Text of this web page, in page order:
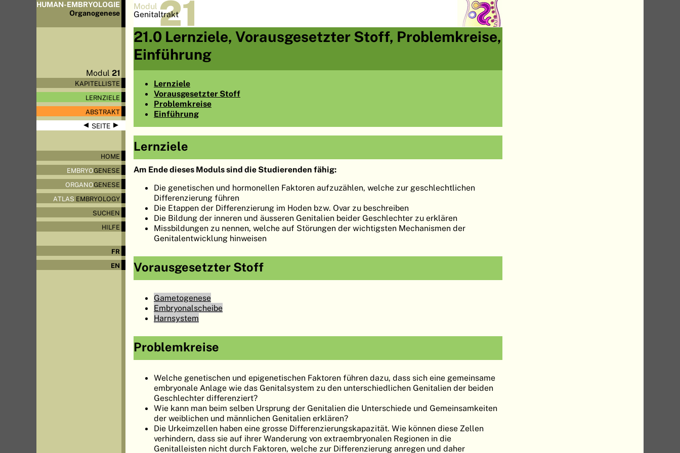
HUMAN-EMBRYOLOGIE
Organogenese
Modul21
KAPITELLISTE
LERNZIELE
ABSTRAKT
◀ SEITE▶
HOME
EMBRYOGENESE
ORGANOGENESE
ATLAS EMBRYOLOGY
SUCHEN
HILFE
FR
EN
Modul 21
Genitaltrakt
21.0 Lernziele, Vorausgesetzter Stoff, Problemkreise,
Einführung
Lernziele
Vorausgesetzter Stoff
Problemkreise
Einführung
Lernziele
Am Ende dieses Moduls sind die Studierenden fähig:
Die genetischen und hormonellen Faktoren aufzuzählen, welche zur geschlechtlichen
Differenzierung führen
Die Etappen der Differenzierung im Hoden bzw. Ovar zu beschreiben
Die Bildung der inneren und äusseren Genitalien beider Geschlechter zu erklären
Missbildungen zu nennen, welche auf Störungen der wichtigsten Mechanismen der
Genitalentwicklung hinweisen
Vorausgesetzter Stoff
Gametogenese
Embryonalscheibe
Harnsystem
Problemkreise
Welche genetischen und epigenetischen Faktoren führen dazu, dass sich eine gemeinsame
embryonale Anlage wie das Genitalsystem zu den unterschiedlichen Genitalien der beiden
Geschlechter differenziert?
Wie kann man beim selben Ursprung der Genitalien die Unterschiede und Gemeinsamkeiten
der weiblichen und männlichen Genitalien erklären?
Die Urkeimzellen haben eine grosse Differenzierungskapazität. Wie können diese Zellen
verhindern, dass sie auf ihrer Wanderung von extraembryonalen Regionen in die
Genitalleisten nicht durch Faktoren, welche zur Differenzierung anregen und daher